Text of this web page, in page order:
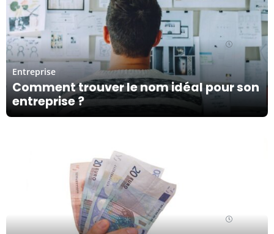
Comment trouver le nom idéal pour son
entreprise ?
Entreprise
30/01/24